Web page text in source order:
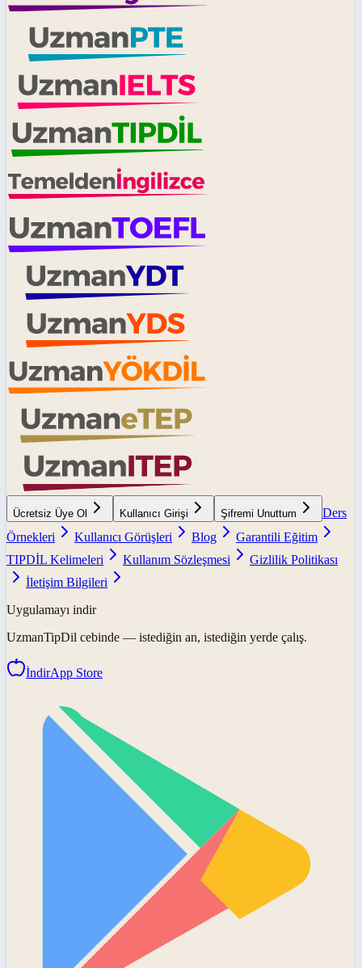
Ücretsiz Üye Ol Kullanıcı Girişi Şifremi Unuttum
Ders
Örnekleri
Kullanıcı Görüşleri Blog
Garantili Eğitim
TIPDİL Kelimeleri
Kullanım Sözleşmesi
Gizlilik Politikası
İletişim Bilgileri
Uygulamayı indir
UzmanTipDil cebinde — istediğin an, istediğin yerde çalış.
İndirApp Store